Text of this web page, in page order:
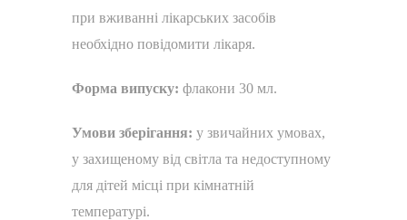
при вживанні лікарських засобів
необхідно повідомити лікаря.
Форма випуску: флакони 30 мл.
Умови зберігання: у звичайних умовах,
у захищеному від світла та недоступному
для дітей місці при кімнатній
температурі.